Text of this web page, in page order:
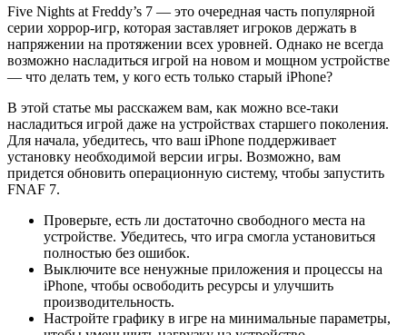
Five Nights at Freddy’s 7 — это очередная часть популярной
серии хоррор-игр, которая заставляет игроков держать в
напряжении на протяжении всех уровней. Однако не всегда
возможно насладиться игрой на новом и мощном устройстве
— что делать тем, у кого есть только старый iPhone?
В этой статье мы расскажем вам, как можно все-таки
насладиться игрой даже на устройствах старшего поколения.
Для начала, убедитесь, что ваш iPhone поддерживает
установку необходимой версии игры. Возможно, вам
придется обновить операционную систему, чтобы запустить
FNAF 7.
Проверьте, есть ли достаточно свободного места на
устройстве. Убедитесь, что игра смогла установиться
полностью без ошибок.
Выключите все ненужные приложения и процессы на
iPhone, чтобы освободить ресурсы и улучшить
производительность.
Настройте графику в игре на минимальные параметры,